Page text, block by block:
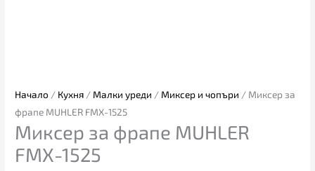
Начало / Кухня / Малки уреди / Миксер и чопъри / Миксер за
фрапе MUHLER FMX-1525
Миксер за фрапе MUHLER
FMX-1525